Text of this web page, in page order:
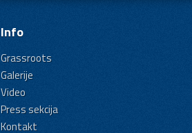
Info
Grassroots
Galerije
Video
Press sekcija
Kontakt